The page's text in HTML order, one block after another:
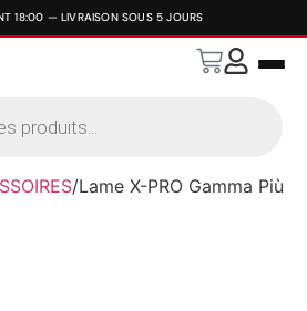
/Lame X-PRO Gamma Più